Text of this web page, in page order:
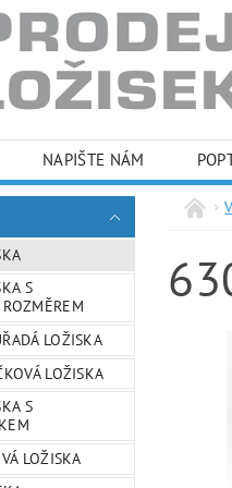
NAPIŠTE NÁM
OSOBNÍCH ÚDAJŮ
S
LOŽISKA
LOŽISKA
S
LOŽISKA